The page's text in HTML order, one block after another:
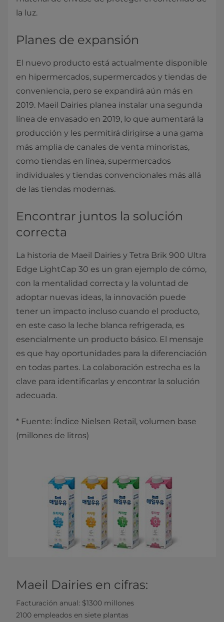
la luz.
Planes de expansión
El nuevo producto está actualmente disponible
en hipermercados, supermercados y tiendas de
conveniencia, pero se expandirá aún más en
2019. Maeil Dairies planea instalar una segunda
línea de envasado en 2019, lo que aumentará la
producción y les permitirá dirigirse a una gama
más amplia de canales de venta minoristas,
como tiendas en línea, supermercados
individuales y tiendas convencionales más allá
de las tiendas modernas.
Encontrar juntos la solución
correcta
La historia de Maeil Dairies y Tetra Brik 900 Ultra
Edge LightCap 30 es un gran ejemplo de cómo,
con la mentalidad correcta y la voluntad de
adoptar nuevas ideas, la innovación puede
tener un impacto incluso cuando el producto,
en este caso la leche blanca refrigerada, es
esencialmente un producto básico. El mensaje
es que hay oportunidades para la diferenciación
en todas partes. La colaboración estrecha es la
clave para identificarlas y encontrar la solución
adecuada.
* Fuente: Índice Nielsen Retail, volumen base
(millones de litros)
Maeil Dairies en cifras:
Facturación anual: $1300 millones
2100 empleados en siete plantas